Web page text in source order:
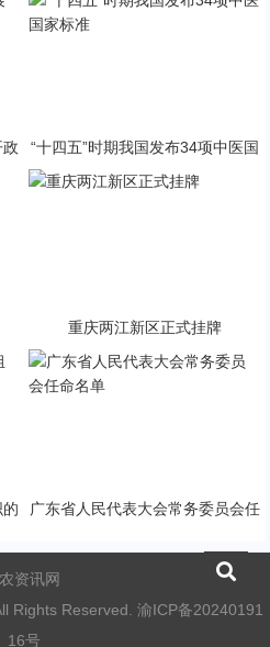
“十四五”时期我国发布34项中医国
重庆两江新区正式挂牌
广东省人民代表大会常务委员会任
资讯网
Rights Reserved. 渝ICP备20240191
16号